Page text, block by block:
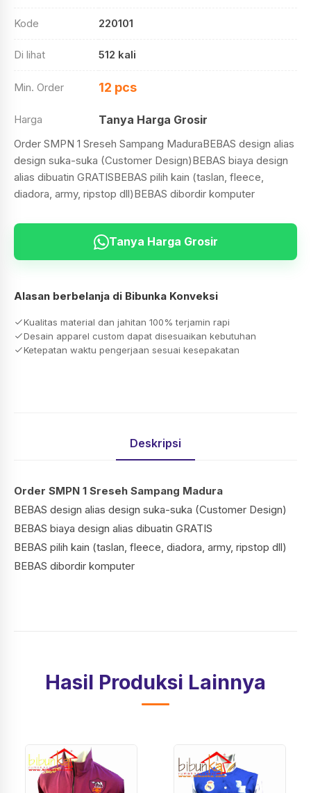
Kode 220101
Di lihat 512 kali
Min. Order 12 pcs
Harga Tanya Harga Grosir
Order SMPN 1 Sreseh Sampang MaduraBEBAS design alias
design suka-suka (Customer Design)BEBAS biaya design
alias dibuatin GRATISBEBAS pilih kain (taslan, fleece,
diadora, army, ripstop dll)BEBAS dibordir komputer
Tanya Harga Grosir
Alasan berbelanja di Bibunka Konveksi
Kualitas material dan jahitan 100% terjamin rapi
Desain apparel custom dapat disesuaikan kebutuhan
Ketepatan waktu pengerjaan sesuai kesepakatan
Deskripsi
Order SMPN 1 Sreseh Sampang Madura
BEBAS design alias design suka-suka (Customer Design)
BEBAS biaya design alias dibuatin GRATIS
BEBAS pilih kain (taslan, fleece, diadora, army, ripstop dll)
BEBAS dibordir komputer
Hasil Produksi Lainnya